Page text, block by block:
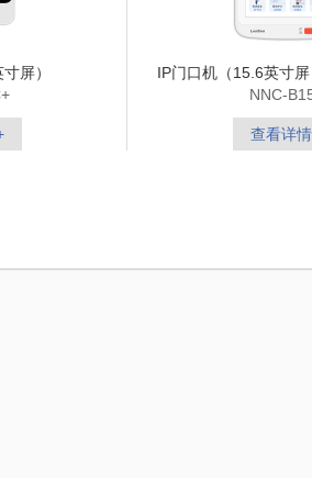
屏）
IP门口机（15.6英寸屏
NNC-
查看详